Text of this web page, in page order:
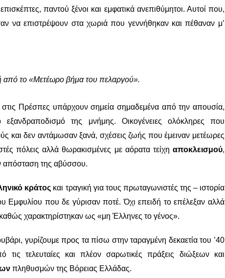
παντού ξένοι και εμφατικά ανεπιθύμητοι. Αυτοί που,
να επιστρέψουν στα χωριά που γεννήθηκαν και πέθαναν μ’
από το «Μετέωρο βήμα του πελαργού».
Πρέσπες υπάρχουν σημεία σημαδεμένα από την απουσία,
της μνήμης. Οικογένειες ολόκληρες που
και δεν αντάμωσαν ξανά, σχέσεις ζωής που έμειναν μετέωρες
πόλεις αλλά θωρακισμένες με αόρατα τείχη αποκλεισμού,
απόσταση της αβύσσου.
κράτος και τραγική για τους πρωταγωνιστές της – ιστορία
Εμφυλίου που δε γύρισαν ποτέ. Όχι επειδή το επέλεξαν αλλά
χαρακτηρίστηκαν ως «μη Έλληνες το γένος».
γυρίζουμε προς τα πίσω στην ταραγμένη δεκαετία του ’40
τις τελευταίες και πλέον σαρωτικές πράξεις διώξεων και
πληθυσμών της Βόρειας Ελλάδας.